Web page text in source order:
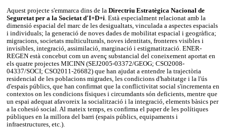
Aquest projecte s'emmarca dins de la Directriu Estratègica Nacional de
Seguretat per a la Societat d'I+D+i. Està especialment relacionat amb la
dimensió espacial del marc de les desigualtats, vinculada a aspectes espacials
i individuals; la generació de noves dades de mobilitat espacial i geogràfica;
migracions, societats multiculturals, noves identitats, fronteres visibles i
invisibles, integració, assimilació, marginació i estigmatització. ENER-
REGEN està concebut com un avenç substancial del coneixement aportat en
els quatre projectes MICINN (SEJ2005-03372/GEOG; CSO2008-
04337/SOCI; CSO2011-26682) que han ajudat a entendre la trajectòria
residencial de les poblacions migrades, les condicions d'habitatge i la l'ús
d'espais públics, que han confirmat que la conflictivitat social s'incrementa en
contextos on les condicions físiques i circumdants són deficients, mentre que
un espai adequat afavoreix la socialització i la integració, elements bàsics per
a la cohesió social. Al mateix temps, es confirma el paper de les polítiques
públiques en la millora del barri (espais públics, equipaments i
infraestructures, etc.).